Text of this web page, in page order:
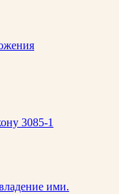
3085-1
ими.